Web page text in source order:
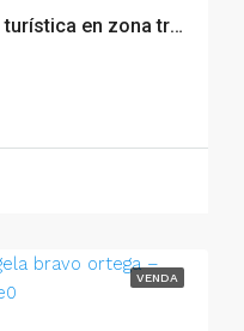
Casa adosada con licencia turística en zona tranquila en Miami Playa – 001.00740
VENDA